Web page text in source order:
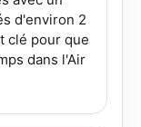
d'environ 2
clé pour que
dans l'Air